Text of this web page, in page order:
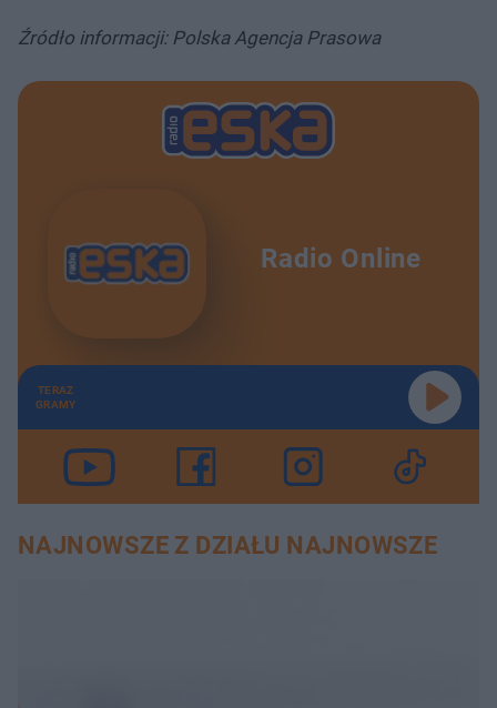
Źródło informacji: Polska Agencja Prasowa
Radio Online
TERAZ
GRAMY
NAJNOWSZE Z DZIAŁU NAJNOWSZE